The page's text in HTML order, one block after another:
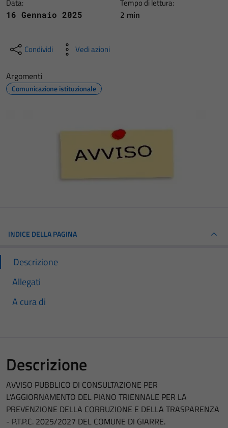
Data:
16 Gennaio 2025
Tempo di lettura:
2 min
Condividi Vedi azioni
Argomenti
Comunicazione istituzionale
INDICE DELLA PAGINA
Descrizione
Allegati
A cura di
Descrizione
AVVISO PUBBLICO DI CONSULTAZIONE PER
L’AGGIORNAMENTO DEL PIANO TRIENNALE PER LA
PREVENZIONE DELLA CORRUZIONE E DELLA TRASPARENZA
- P.T.P.C. 2025/2027 DEL COMUNE DI GIARRE.